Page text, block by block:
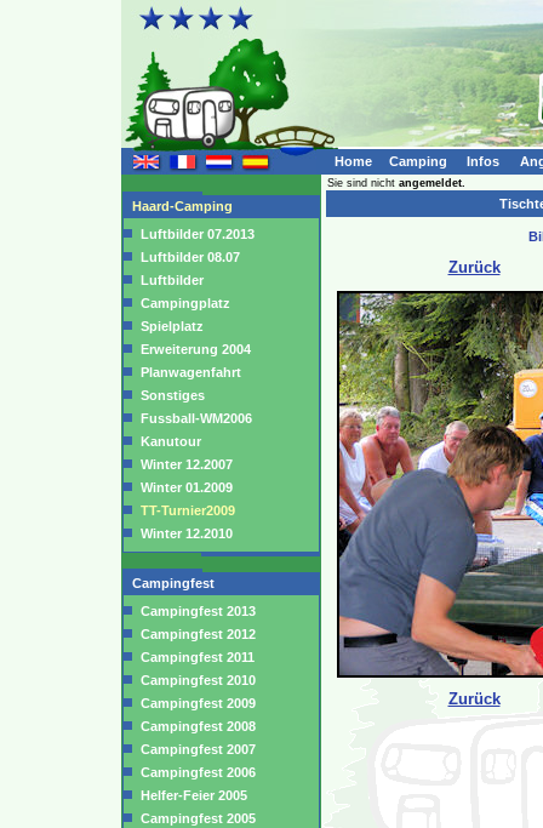
Home Camping Infos
Haard-Camping
Luftbilder 07.2013
Luftbilder 08.07
Luftbilder
Campingplatz
Spielplatz
Erweiterung 2004
Planwagenfahrt
Sonstiges
Fussball-WM2006
Kanutour
Winter 12.2007
Winter 01.2009
TT-Turnier2009
Winter 12.2010
Campingfest
Campingfest 2013
Campingfest 2012
Campingfest 2011
Campingfest 2010
Campingfest 2009
Campingfest 2008
Campingfest 2007
Campingfest 2006
Helfer-Feier 2005
Campingfest 2005
Sie sind nicht angemeldet.
Zurück
Zurück